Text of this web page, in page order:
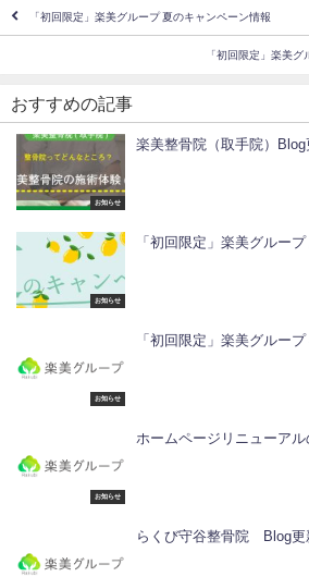
「初回限定」楽美グループ 夏のキャンペーン情報
「初回限定」楽美
おすすめの記事
お知らせ
楽美整骨院（取手院）
お知らせ
「初回限定」楽美グルー
お知らせ
「初回限定」楽美グルー
お知らせ
ホームページリニューア
らくび守谷整骨院 Blog更